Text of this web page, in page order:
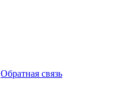
Обратная связь